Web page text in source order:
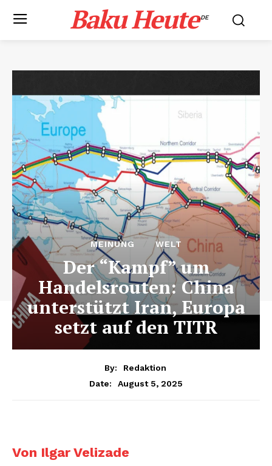
Baku Heute.DE
MEINUNG WELT
Der “Kampf” um
Handelsrouten: China
unterstützt Iran, Europa
setzt auf den TITR
By:
Redaktion
Date:
August 5, 2025
Von Ilgar Velizade